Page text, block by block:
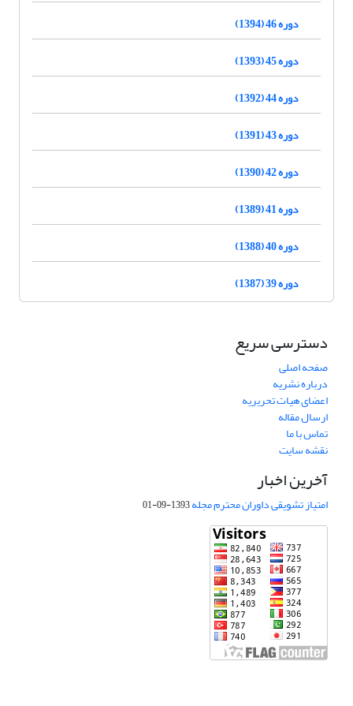
دوره 46 (1394)
دوره 45 (1393)
دوره 44 (1392)
دوره 43 (1391)
دوره 42 (1390)
دوره 41 (1389)
دوره 40 (1388)
دوره 39 (1387)
دسترسی سریع
صفحه اصلی
درباره نشریه
اعضای هیات تحریریه
ارسال مقاله
تماس با ما
نقشه سایت
آخرین اخبار
امتیاز تشویقی داوران محترم مجله1393-09-01